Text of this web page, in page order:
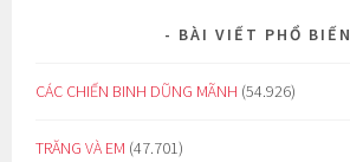
BÀI VIẾT PHỔ BIẾN
CÁC CHIẾN BINH DŨNG MÃNH (54.926)
TRĂNG VÀ EM (47.701)